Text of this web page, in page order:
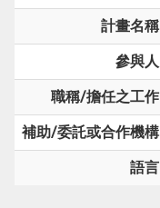
計畫名稱
參與人
職稱/擔任之工作
補助/委託或合作機構
語言